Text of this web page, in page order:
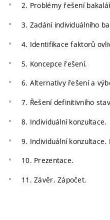
2. Problémy řešení
3. Zadání individuálního
4. Identifikace faktorů
5. Koncepce řešení.
6. Alternativy řešení a
7. Řešení definitivního
8. Individuální konzultace.
9. Individuální konzultace.
10. Prezentace.
11. Závěr. Zápočet.